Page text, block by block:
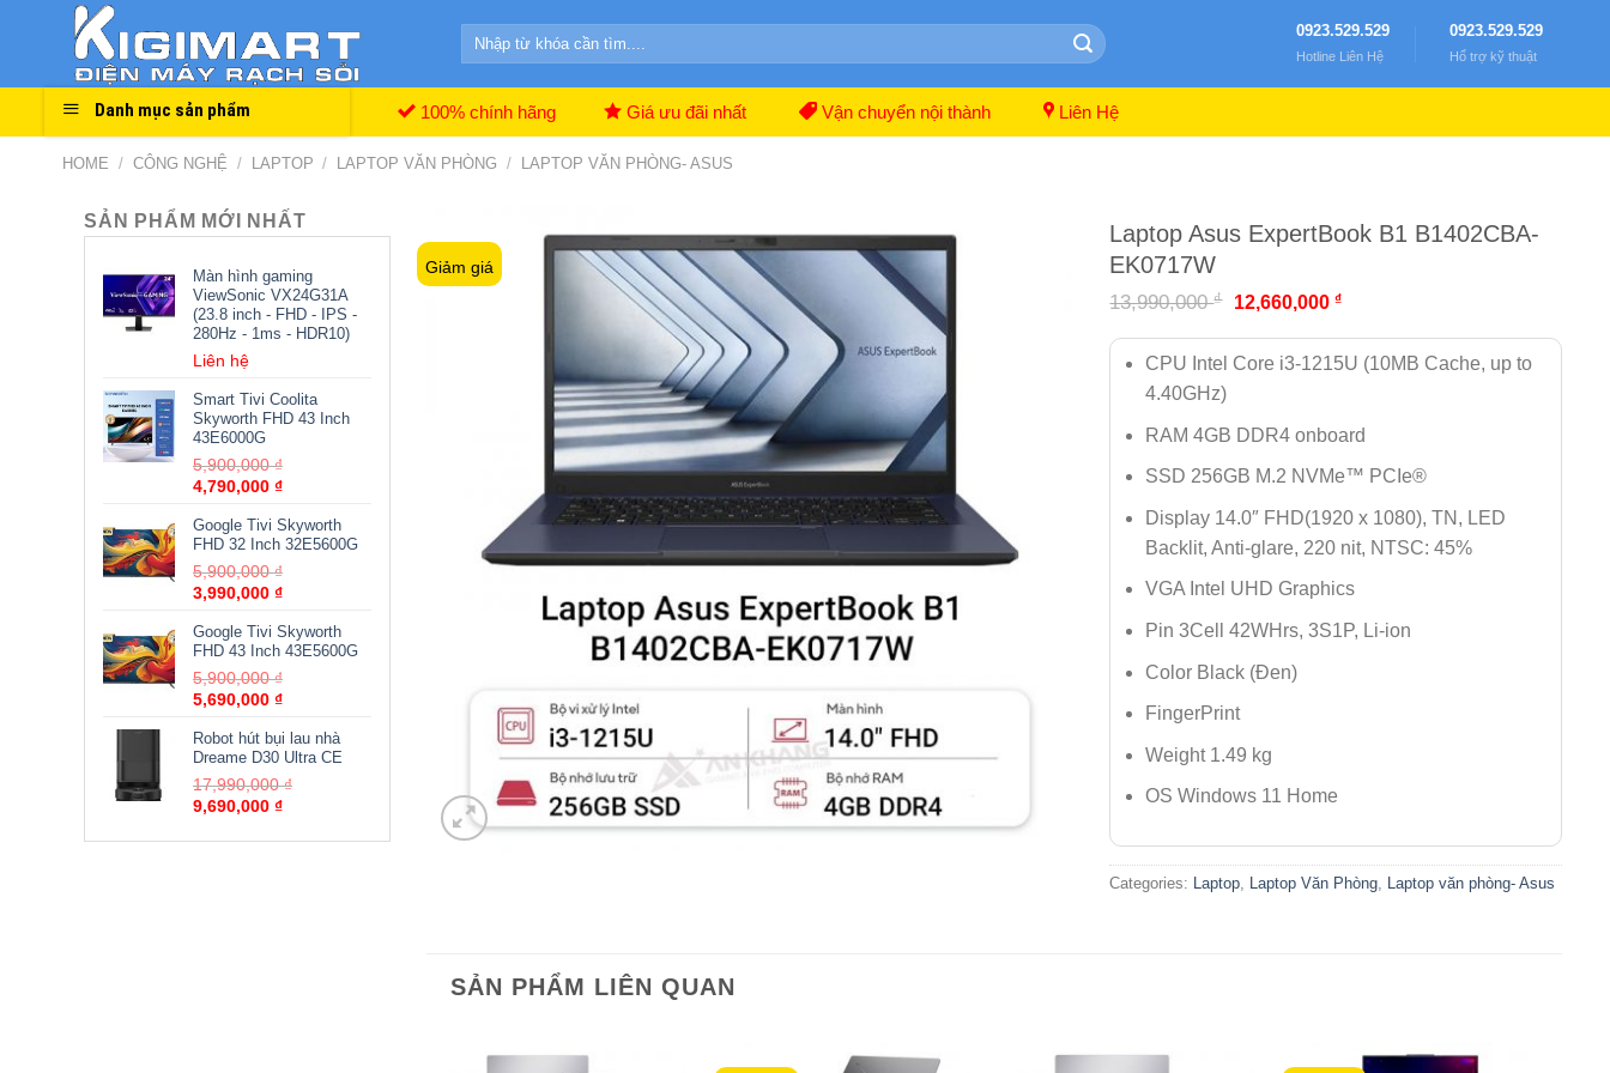
Search
0923.529.529
Hotline Liên Hệ
0923.529.529
Hổ trợ kỹ thuật
Danh mục sản phẩm 100% chính hãng Giá ưu đãi nhất Vận chuyển nội thành Liên Hệ
HOME / CÔNG NGHỆ / LAPTOP / LAPTOP VĂN PHÒNG / LAPTOP VĂN PHÒNG- ASUS
SẢN PHẨM MỚI NHẤT
Màn hình gaming
ViewSonic VX24G31A
(23.8 inch - FHD - IPS -
280Hz - 1ms - HDR10)
Liên hệ
Smart Tivi Coolita
Skyworth FHD 43 Inch
43E6000G
5,900,000₫
4,790,000 ₫
Google Tivi Skyworth
FHD 32 Inch 32E5600G
5,900,000₫
3,990,000 ₫
Google Tivi Skyworth
FHD 43 Inch 43E5600G
5,900,000₫
5,690,000 ₫
Robot hút bụi lau nhà
Dreame D30 Ultra CE
17,990,000₫
9,690,000 ₫
Giảm giá
Laptop Asus ExpertBook B1 B1402CBA-
EK0717W
13,990,000₫ 12,660,000 ₫
CPU Intel Core i3-1215U (10MB Cache, up to
4.40GHz)
RAM 4GB DDR4 onboard
SSD 256GB M.2 NVMe™ PCIe®
Display 14.0″ FHD(1920 x 1080), TN, LED
Backlit, Anti-glare, 220 nit, NTSC: 45%
VGA Intel UHD Graphics
Pin 3Cell 42WHrs, 3S1P, Li-ion
Color Black (Đen)
FingerPrint
Weight 1.49 kg
OS Windows 11 Home
Categories: Laptop, Laptop Văn Phòng, Laptop văn phòng- Asus
SẢN PHẨM LIÊN QUAN